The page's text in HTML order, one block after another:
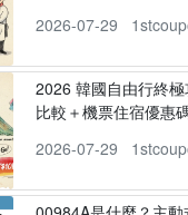
2026-07-29
2026 韓國自由行終
比較＋機票住宿優惠
2026-07-29